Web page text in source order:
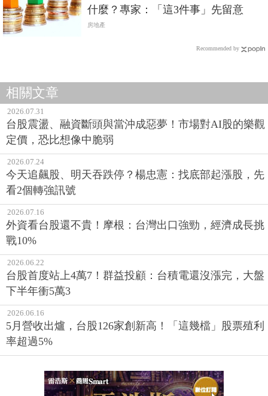
什麼？專家：「這3件事」先留意
房地產
Recommended by
相關文章
2026.07.31
台股震盪、融資斷頭與當沖成惡夢！市場對AI股的樂觀
定價，恐比想像中脆弱
2026.07.24
今天追飆股、明天吞跌停？楊忠憲：找底部起漲股，先
看2個轉強訊號
2026.07.16
外資看台股還不貴！摩根：台灣出口強勁，經濟成長挑
戰10%
2026.06.22
台股首度站上4萬7！群益投顧：台積電還沒漲完，大盤
下半年衝5萬3
2026.06.16
5月營收出爐，台股126家創新高！「這幾檔」股票殖利
率超過5%